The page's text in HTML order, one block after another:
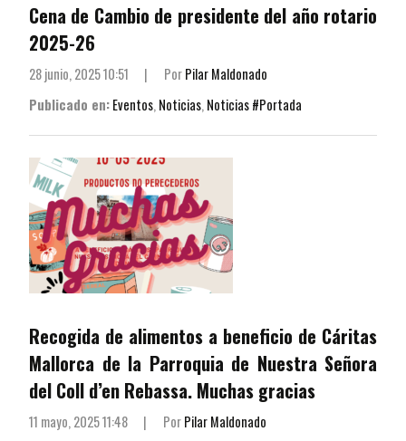
Cena de Cambio de presidente del año rotario
2025-26
28 junio, 2025 10:51 | PorPilar Maldonado
Publicado en:Eventos, Noticias, Noticias #Portada
Recogida de alimentos a beneficio de Cáritas
Mallorca de la Parroquia de Nuestra Señora
del Coll d’en Rebassa. Muchas gracias
11 mayo, 2025 11:48 | PorPilar Maldonado